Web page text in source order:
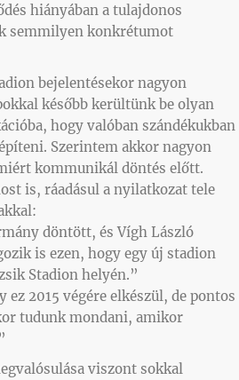
hiányában a tulajdonos
semmilyen konkrétumot
bejelentésekor nagyon
később kerültünk be olyan
hogy valóban szándékukban
Szerintem akkor nagyon
kommunikál döntés előtt.
is, ráadásul a nyilatkozat tele
döntött, és Vígh László
is ezen, hogy egy új stadion
Stadion helyén.”
ez 2015 végére elkészül, de pontos
tudunk mondani, amikor
viszont sokkal